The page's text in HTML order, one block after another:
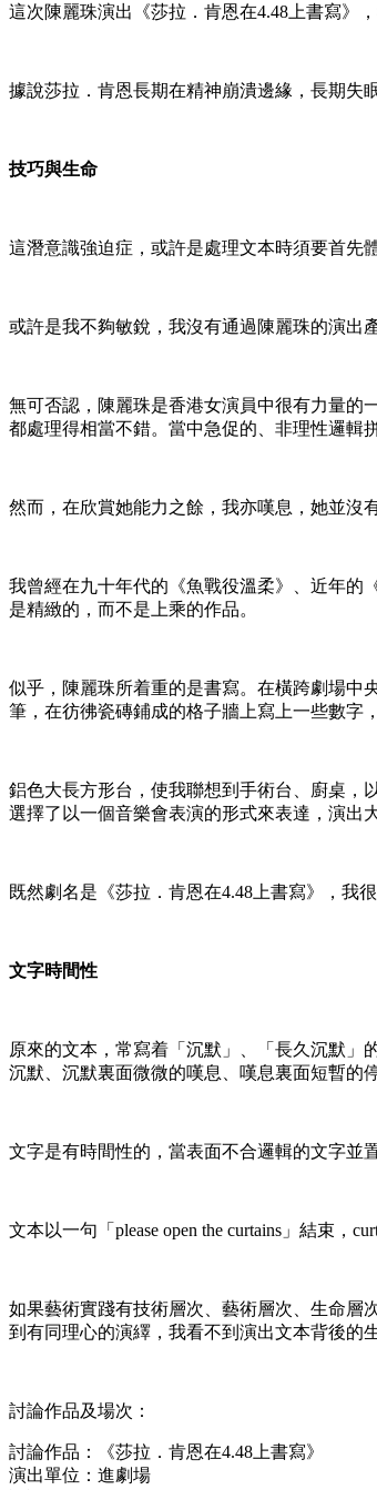
這次陳麗珠演出《莎拉．肯恩在4.48上書寫》
據說莎拉．肯恩長期在精神崩潰邊緣，長期失
技巧與生命
這潛意識強迫症，或許是處理文本時須要首先
或許是我不夠敏銳，我沒有通過陳麗珠的演出
無可否認，陳麗珠是香港女演員中很有力量
都處理得相當不錯。當中急促的、非理性邏輯
然而，在欣賞她能力之餘，我亦嘆息，她並沒
我曾經在九十年代的《魚戰役溫柔》、近年的
是精緻的，而不是上乘的作品。
似乎，陳麗珠所着重的是書寫。在橫跨劇場中
筆，在彷彿瓷磚鋪成的格子牆上寫上一些數字
鋁色大長方形台，使我聯想到手術台、廚桌，
選擇了以一個音樂會表演的形式來表達，演出
既然劇名是《莎拉．肯恩在4.48上書寫》，我
文字時間性
原來的文本，常寫着「沉默」、「長久沉默」
沉默、沉默裏面微微的嘆息、嘆息裏面短暫的
文字是有時間性的，當表面不合邏輯的文字並
文本以一句「please open the curtains」結束
如果藝術實踐有技術層次、藝術層次、生命層
到有同理心的演繹，我看不到演出文本背後的
討論作品及場次：
討論作品：《莎拉．肯恩在4.48上書寫》
演出單位：進劇場